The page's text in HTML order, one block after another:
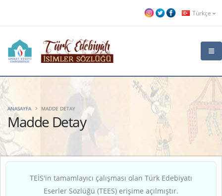
Türkçe
Madde Detay
ANASAYFA MADDE DETAY
TEİS'in tamamlayıcı çalışması olan Türk Edebiyatı
Eserler Sözlüğü (TEES) erişime açılmıştır.